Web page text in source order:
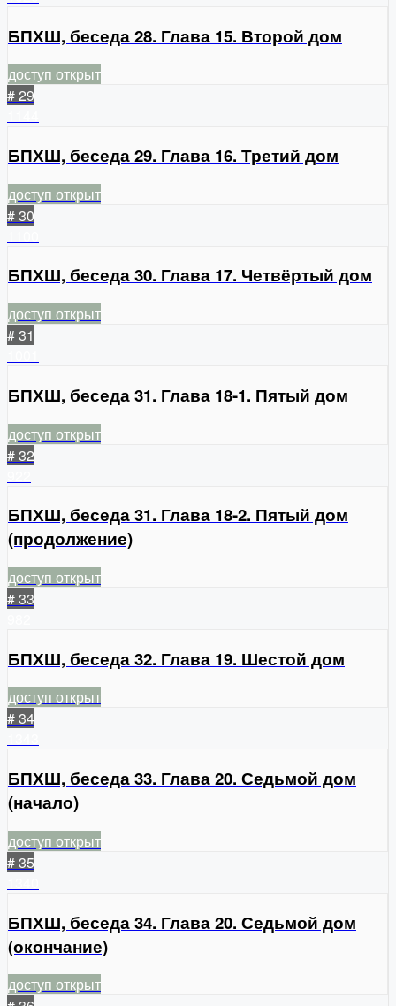
БПХШ, беседа 28. Глава 15. Второй дом
доступ открыт
# 29
БПХШ, беседа 29. Глава 16. Третий дом
доступ открыт
# 30
БПХШ, беседа 30. Глава 17. Четвёртый дом
доступ открыт
# 31
БПХШ, беседа 31. Глава 18-1. Пятый дом
доступ открыт
# 32
БПХШ, беседа 31. Глава 18-2. Пятый дом
(продолжение)
доступ открыт
# 33
БПХШ, беседа 32. Глава 19. Шестой дом
доступ открыт
# 34
БПХШ, беседа 33. Глава 20. Седьмой дом
(начало)
доступ открыт
# 35
БПХШ, беседа 34. Глава 20. Седьмой дом
(окончание)
доступ открыт